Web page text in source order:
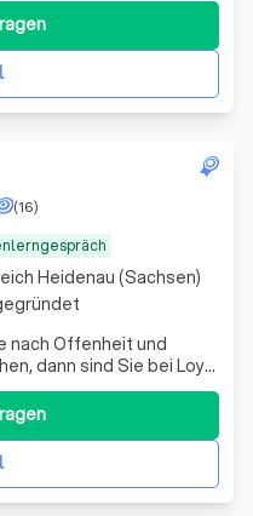
(16)
nach Offenheit und
dann sind Sie bei Loyal
Heidenau (Sachsen)